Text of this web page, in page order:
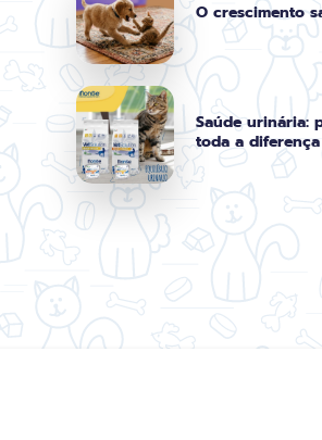
O crescimento
Saúde urinária:
toda a